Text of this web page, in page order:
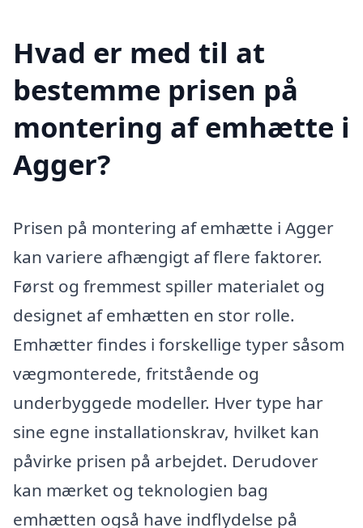
Hvad er med til at
bestemme prisen på
montering af emhætte i
Agger?
Prisen på montering af emhætte i Agger
kan variere afhængigt af flere faktorer.
Først og fremmest spiller materialet og
designet af emhætten en stor rolle.
Emhætter findes i forskellige typer såsom
vægmonterede, fritstående og
underbyggede modeller. Hver type har
sine egne installationskrav, hvilket kan
påvirke prisen på arbejdet. Derudover
kan mærket og teknologien bag
emhætten også have indflydelse på